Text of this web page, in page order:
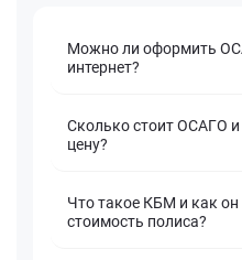
Можно ли оформить
интернет?
Сколько стоит ОСАГО и
цену?
Что такое КБМ и как он
стоимость полиса?